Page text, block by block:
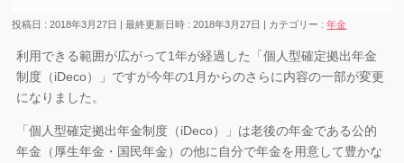
投稿日 : 2018年3月27日 最終更新日時 : 2018年3月27日 カテゴリー :年金
利用できる範囲が広がって1年が経過した「個人型確定拠出年金
制度（iDeco）」ですが今年の1月からのさらに内容の一部が変更
になりました。
「個人型確定拠出年金制度（iDeco）」は老後の年金である公的
年金（厚生年金・国民年金）の他に自分で年金を用意して豊かな